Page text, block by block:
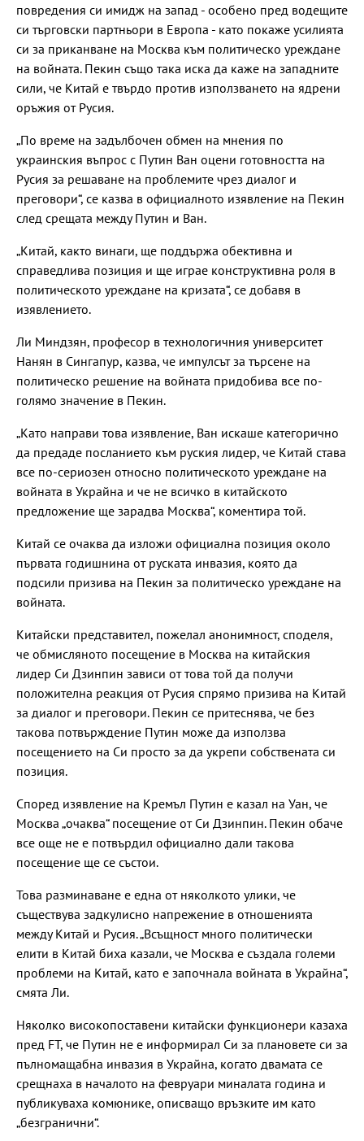
повредения си имидж на запад - особено пред водещите
си търговски партньори в Европа - като покаже усилията
си за приканване на Москва към политическо уреждане
на войната. Пекин също така иска да каже на западните
сили, че Китай е твърдо против използването на ядрени
оръжия от Русия.
„По време на задълбочен обмен на мнения по
украинския въпрос с Путин Ван оцени готовността на
Русия за решаване на проблемите чрез диалог и
преговори“, се казва в официалното изявление на Пекин
след срещата между Путин и Ван.
„Китай, както винаги, ще поддържа обективна и
справедлива позиция и ще играе конструктивна роля в
политическото уреждане на кризата“, се добавя в
изявлението.
Ли Миндзян, професор в технологичния университет
Нанян в Сингапур, казва, че импулсът за търсене на
политическо решение на войната придобива все по-
голямо значение в Пекин.
„Като направи това изявление, Ван искаше категорично
да предаде посланието към руския лидер, че Китай става
все по-сериозен относно политическото уреждане на
войната в Украйна и че не всичко в китайското
предложение ще зарадва Москва“, коментира той.
Китай се очаква да изложи официална позиция около
първата годишнина от руската инвазия, която да
подсили призива на Пекин за политическо уреждане на
войната.
Китайски представител, пожелал анонимност, споделя,
че обмисляното посещение в Москва на китайския
лидер Си Дзинпин зависи от това той да получи
положителна реакция от Русия спрямо призива на Китай
за диалог и преговори. Пекин се притеснява, че без
такова потвърждение Путин може да използва
посещението на Си просто за да укрепи собствената си
позиция.
Според изявление на Кремъл Путин е казал на Уан, че
Москва „очаква“ посещение от Си Дзинпин. Пекин обаче
все още не е потвърдил официално дали такова
посещение ще се състои.
Това разминаване е една от няколкото улики, че
съществува задкулисно напрежение в отношенията
между Китай и Русия. „Всъщност много политически
елити в Китай биха казали, че Москва е създала големи
проблеми на Китай, като е започнала войната в Украйна“,
смята Ли.
Няколко високопоставени китайски функционери казаха
пред FT, че Путин не е информирал Си за плановете си за
пълномащабна инвазия в Украйна, когато двамата се
срещнаха в началото на февруари миналата година и
публикуваха комюнике, описващо връзките им като
„безгранични“.